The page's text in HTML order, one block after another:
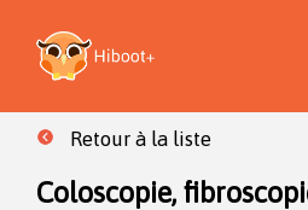
Retour à la liste
Coloscopie,